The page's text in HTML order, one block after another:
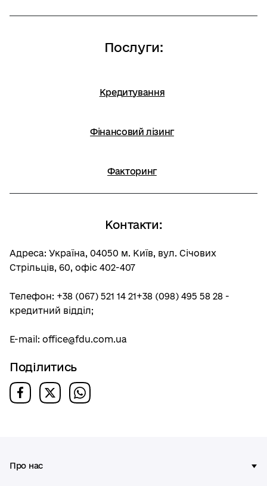
Послуги:
Кредитування
Фінансовий лізинг
Факторинг
Контакти:
Адреса: Україна, 04050 м. Київ, вул. Січових
Стрільців, 60, офіс 402-407
Телефон: +38 (067) 521 14 21+38 (098) 495 58 28 -
кредитний відділ;
E-mail: office@fdu.com.ua
Поділитись
Про нас